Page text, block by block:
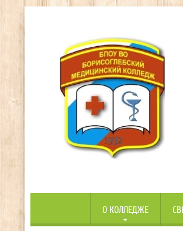
О КОЛЛЕДЖЕ